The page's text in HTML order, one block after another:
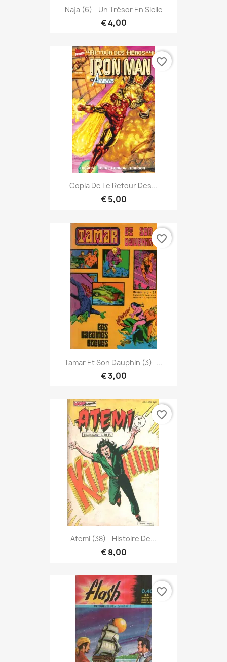
Naja (6) - Un Trésor En Sicile
€ 4,00
Copia De Le Retour Des...
€ 5,00
favorite_border
Tamar Et Son Dauphin (3) -...
€ 3,00
favorite_border
Atemi (38) - Histoire De...
€ 8,00
favorite_border
favorite_border